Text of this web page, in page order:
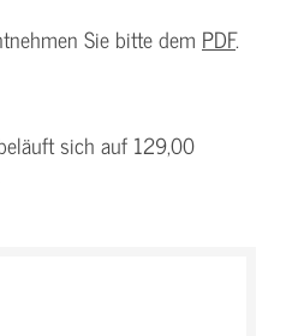
Sie bitte dem PDF.
sich auf 129,00